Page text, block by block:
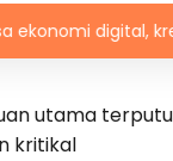
digital, kreatif
utama
kritikal